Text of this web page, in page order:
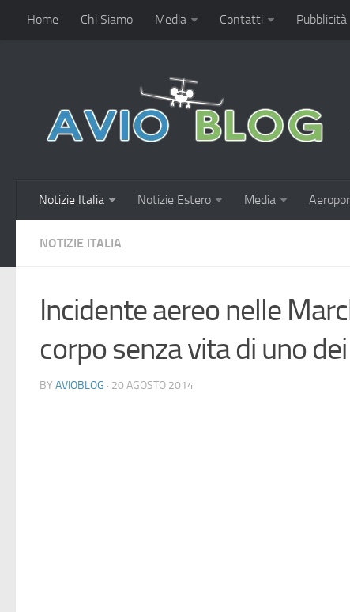
Home Chi Siamo Media Contatti Pubblicità
Notizie Italia Notizie Estero Media
NOTIZIE ITALIA
Incidente aereo nelle
corpo senza vita di uno
BY AVIOBLOG · 20 AGOSTO 2014